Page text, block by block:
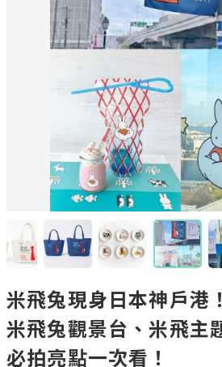
米飛兔現身日本神戶港
米飛兔觀景台、米飛主
必拍亮點一次看！